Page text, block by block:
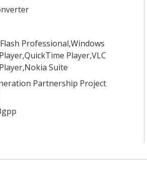
Professional,Windows
Player,VLC
Suite
Partnership Project